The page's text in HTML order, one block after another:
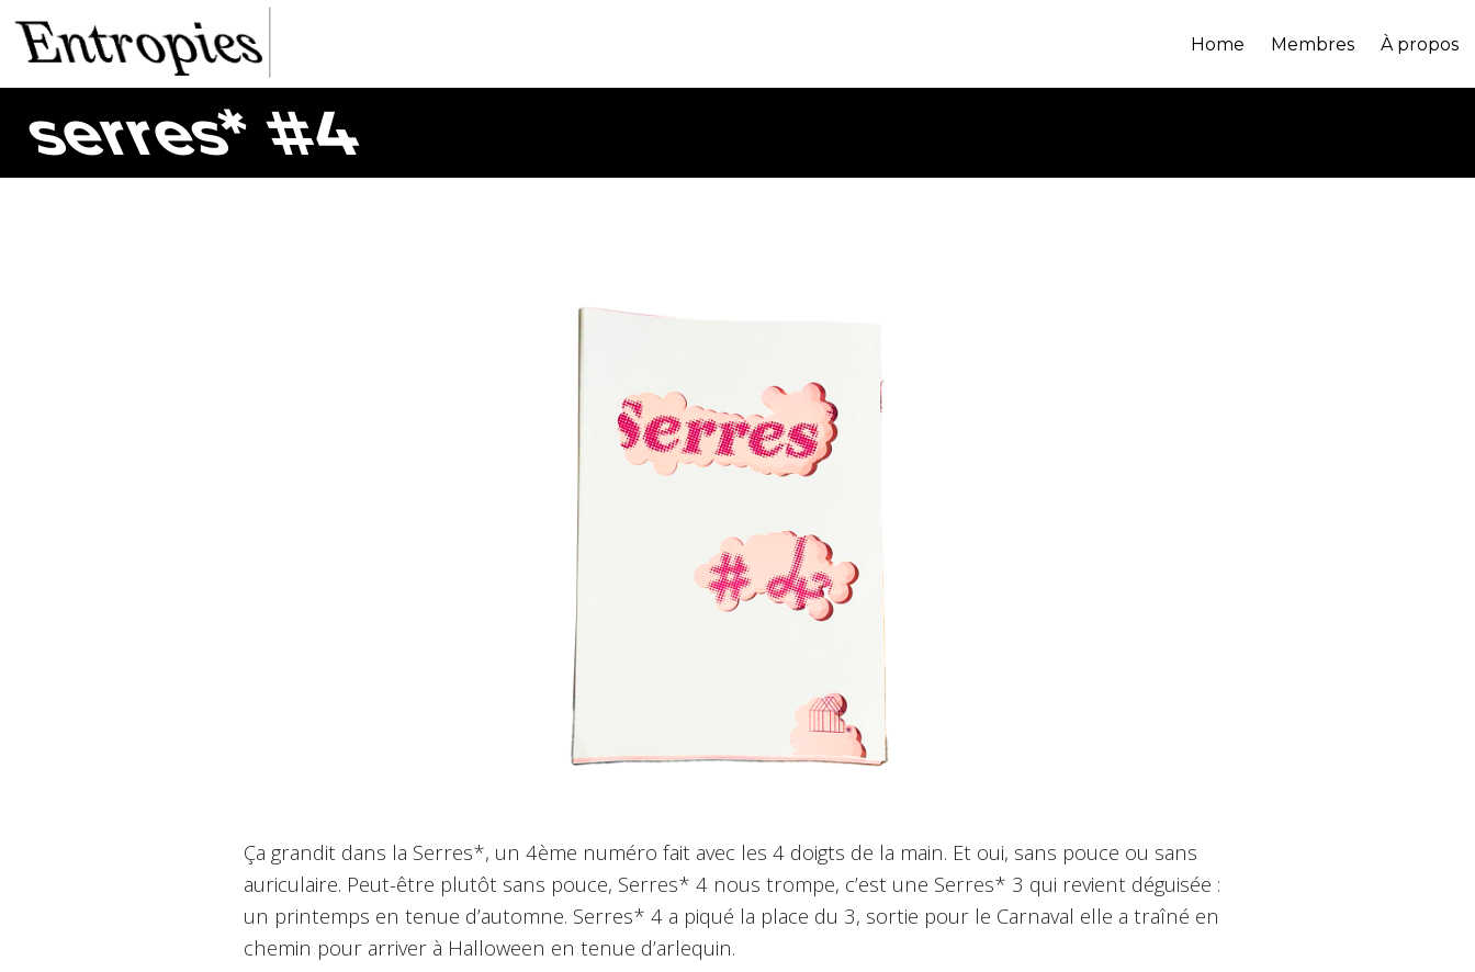
Home Membres À propos
#4
Ça grandit dans la Serres*, un 4ème numéro fait avec les 4 doigts de la main. Et oui, sans pouce ou sans
auriculaire. Peut-être plutôt sans pouce, Serres* 4 nous trompe, c’est une Serres* 3 qui revient déguisée :
un printemps en tenue d’automne. Serres* 4 a piqué la place du 3, sortie pour le Carnaval elle a traîné en
chemin pour arriver à Halloween en tenue d’arlequin.